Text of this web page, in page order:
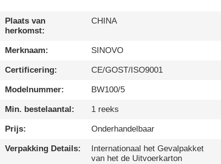
VR-
SHOW
ONGEVEER
ONS
FABRIEKSREIS
KWALITEITSCONTROLE
Plaats van
herkomst:
CHINA
Merknaam: SINOVO
Certificering: CE/GOST/ISO9001
Modelnummer: BW100/5
Min. bestelaantal: 1 reeks
Prijs: Onderhandelbaar
Verpakking Details:
Internationaal het Gevalpakket
van het de Uitvoerkarton